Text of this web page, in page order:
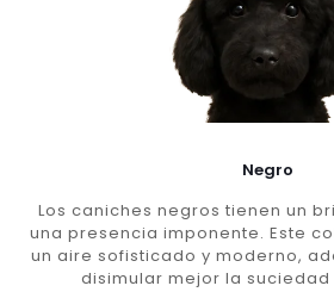
Negro
Los caniches negros tienen un
una presencia imponente. Este
un aire sofisticado y moderno,
disimular mejor la